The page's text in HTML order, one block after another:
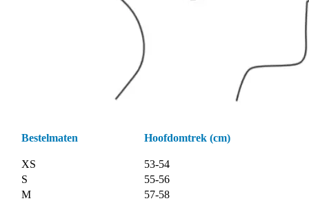
Bestelmaten Hoofdomtrek (cm)
XS
53-54
S
55-56
M
57-58